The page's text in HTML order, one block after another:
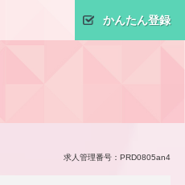
かんたん登録
求人管理番号：PRD0805an4